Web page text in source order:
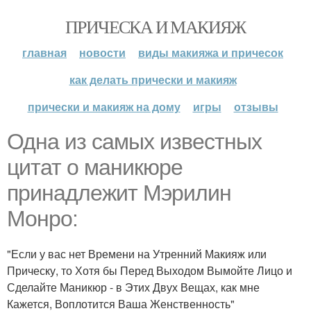
ПРИЧЕСКА И МАКИЯЖ
главная новости
виды макияжа и причесок
как делать прически и макияж
прически и макияж на дому
игры отзывы
Одна из самых известных
цитат о маникюре
принадлежит Мэрилин
Монро:
"Если у вас нет Времени на Утренний Макияж или
Прическу, то Хотя бы Перед Выходом Вымойте Лицо и
Сделайте Маникюр - в Этих Двух Вещах, как мне
Кажется, Воплотится Ваша Женственность"